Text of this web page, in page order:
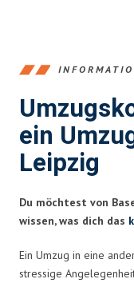
ein
Leipzig
Du möchtest von
wissen, was dich das
Ein Umzug in eine
stressige